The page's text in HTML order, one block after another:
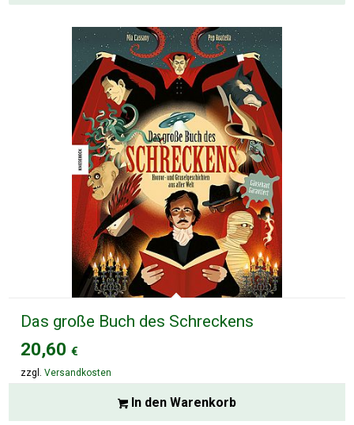
Das große Buch des Schreckens
20,60€
zzgl.Versandkosten
In den Warenkorb